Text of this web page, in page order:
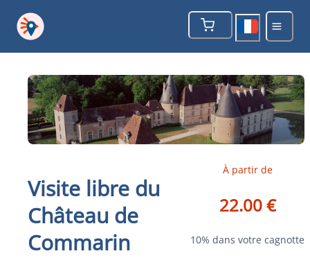
Visite libre du
Château de
Commarin
À partir de
22.00 €
10% dans votre cagnotte